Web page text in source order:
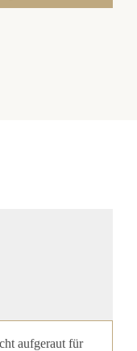
aufgeraut für